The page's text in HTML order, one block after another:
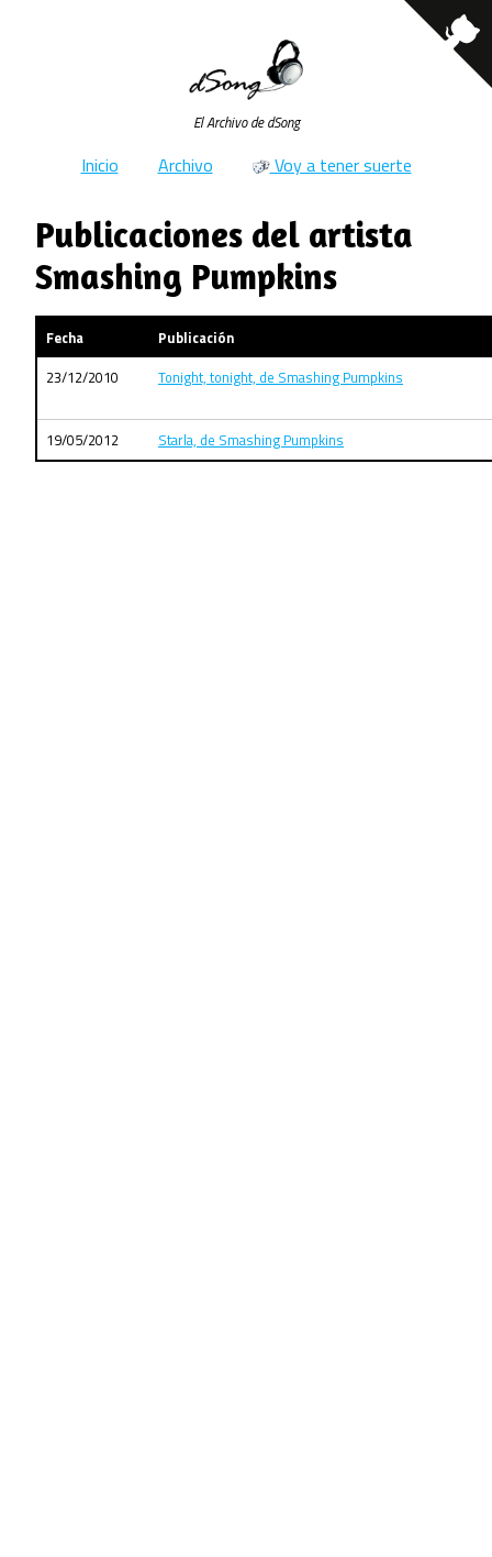
El Archivo de dSong
Inicio Archivo Voy a tener suerte
Publicaciones del artista
Smashing Pumpkins
Fecha
Publicación
23/12/2010
Tonight, tonight, de Smashing Pumpkins
19/05/2012 Starla, de Smashing Pumpkins